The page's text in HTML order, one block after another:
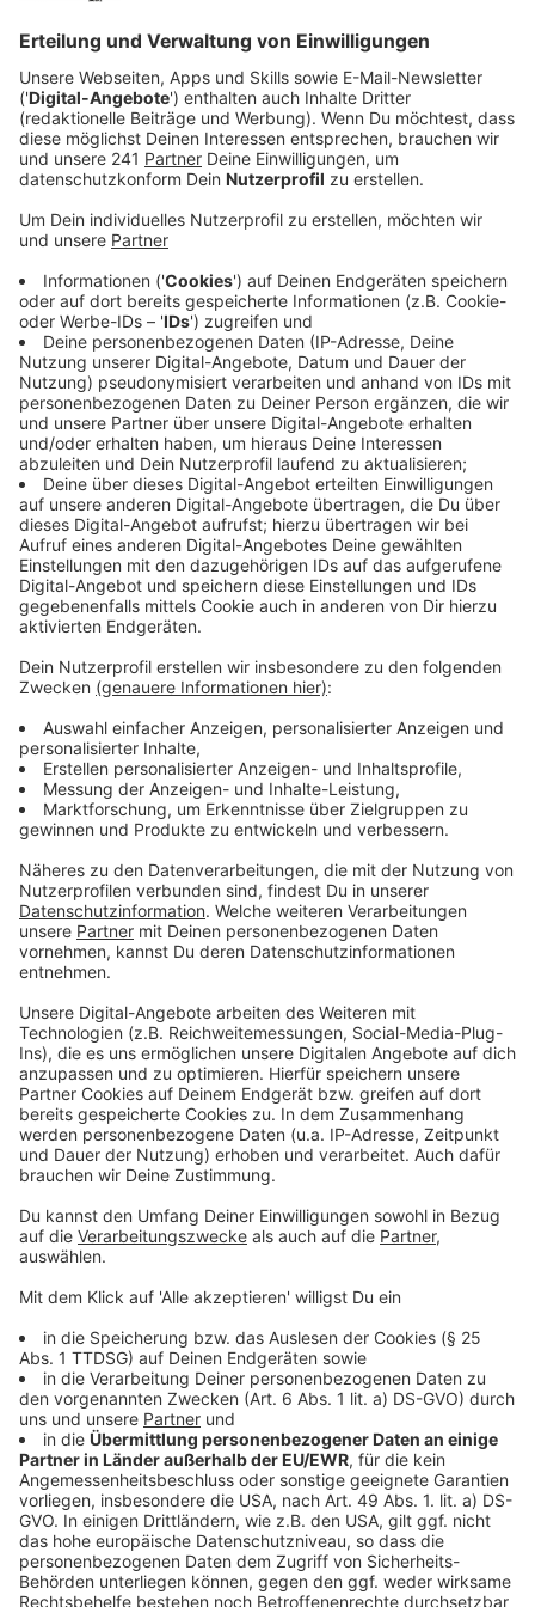
Veröffentlicht: Mittwoch, 30.04.2025 06:17
Anzeige
Baupläne werden gecheckt
Die Finanzler der Stadt haben deswegen jetzt eine
lange Liste mit möglichen Sparmaßnahmen
vorgestellt. Da sind alle Bereiche des öffentlichen
Lebens enthalten. Unter anderem sollen alle
geplanten Baumaßnahmen der Stadt auf den
Prüfstand gestellt werden, heißt es.
Anzeige
Gebühren hoch, Personal runter
Anzeige
Außerdem könnte man in den kommenden Jahren im
Bereich der städtisch geförderten Einrichtungen
sparen, beim Personal der Stadtverwaltung und bei
Gesundheitsdiensten. Auf der anderen Seite sollen
aber auch die Gebühren steigen, zum Beispiel bei
städtischen Kitas, bei der Feuerwehr oder auch beim
Rettungsdienst. Die Maßnahmen müssen noch vom
Rat final beschlossen werden.
Mehr News aus Leverkusen
Anzeige
Leverkusen: Straßensperrungen am Frühlingsfest
Bayer 04 Leverkusen: Trainingscampus gestoppt
Anzeige
Anzeige